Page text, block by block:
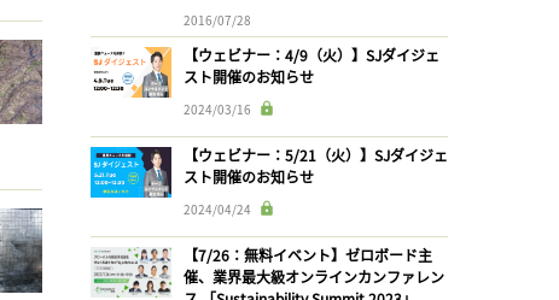
2016/07/28
【ウェビナー：4/9（火）】SJダイジェ
スト開催のお知らせ
2024/03/16
【ウェビナー：5/21（火）】SJダイジェ
スト開催のお知らせ
2024/04/24
【7/26：無料イベント】ゼロボード主
催、業界最大級オンラインカンファレン